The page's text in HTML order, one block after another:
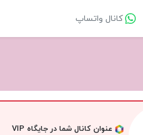
کانال واتساپ
عنوان کانال شما در جایگاه VIP